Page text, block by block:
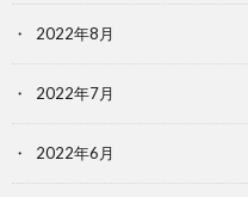
2022年8月
2022年7月
2022年6月